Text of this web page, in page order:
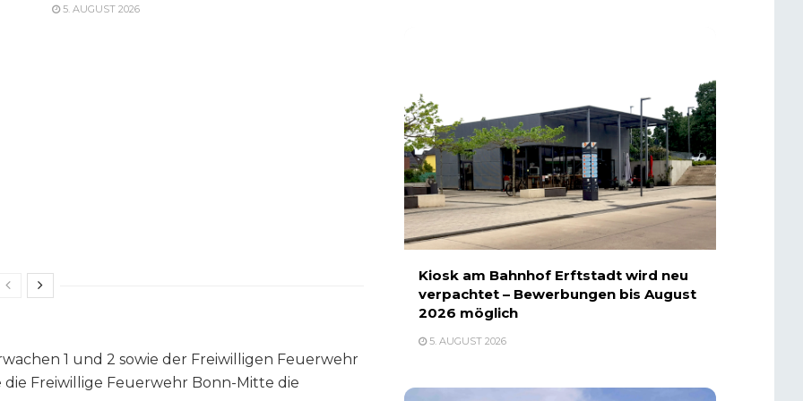
5. AUGUST 2026
1 und 2 sowie der Freiwilligen Feuerwehr
Freiwillige Feuerwehr Bonn-Mitte die
Kiosk am Bahnhof Erftstadt wird neu
verpachtet – Bewerbungen bis August
2026 möglich
5. AUGUST 2026